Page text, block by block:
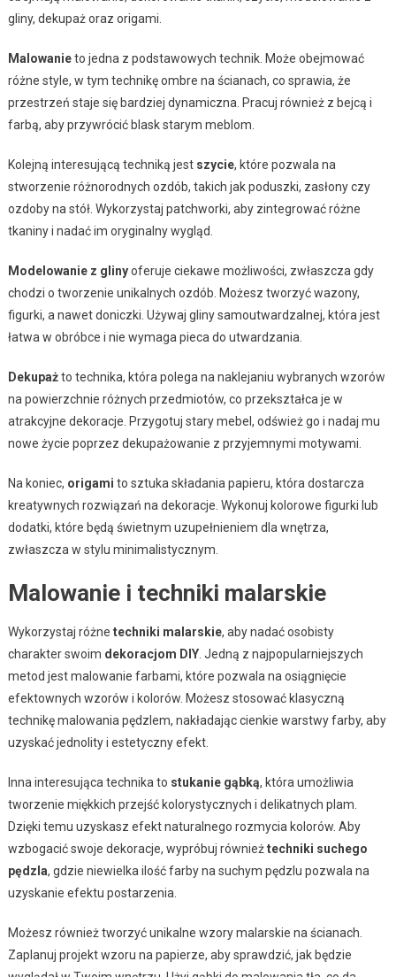
gliny, dekupaż oraz origami.
Malowanieto jedna z podstawowych technik. Może obejmować
różne style, w tym technikę ombre na ścianach, co sprawia, że
przestrzeń staje się bardziej dynamiczna. Pracuj również z bejcą i
farbą, aby przywrócić blask starym meblom.
Kolejną interesującą techniką jest szycie, które pozwala na
stworzenie różnorodnych ozdób, takich jak poduszki, zasłony czy
ozdoby na stół. Wykorzystaj patchworki, aby zintegrować różne
tkaniny i nadać im oryginalny wygląd.
Modelowanie z glinyoferuje ciekawe możliwości, zwłaszcza gdy
chodzi o tworzenie unikalnych ozdób. Możesz tworzyć wazony,
figurki, a nawet doniczki. Używaj gliny samoutwardzalnej, która jest
łatwa w obróbce i nie wymaga pieca do utwardzania.
Dekupażto technika, która polega na naklejaniu wybranych wzorów
na powierzchnie różnych przedmiotów, co przekształca je w
atrakcyjne dekoracje. Przygotuj stary mebel, odśwież go i nadaj mu
nowe życie poprzez dekupażowanie z przyjemnymi motywami.
Na koniec, origami to sztuka składania papieru, która dostarcza
kreatywnych rozwiązań na dekoracje. Wykonuj kolorowe figurki lub
dodatki, które będą świetnym uzupełnieniem dla wnętrza,
zwłaszcza w stylu minimalistycznym.
Malowanie i techniki malarskie
Wykorzystaj różne techniki malarskie, aby nadać osobisty
charakter swoim dekoracjom DIY. Jedną z najpopularniejszych
metod jest malowanie farbami, które pozwala na osiągnięcie
efektownych wzorów i kolorów. Możesz stosować klasyczną
technikę malowania pędzlem, nakładając cienkie warstwy farby, aby
uzyskać jednolity i estetyczny efekt.
Inna interesująca technika to stukanie gąbką, która umożliwia
tworzenie miękkich przejść kolorystycznych i delikatnych plam.
Dzięki temu uzyskasz efekt naturalnego rozmycia kolorów. Aby
wzbogacić swoje dekoracje, wypróbuj równieżtechniki suchego
pędzla, gdzie niewielka ilość farby na suchym pędzlu pozwala na
uzyskanie efektu postarzenia.
Możesz również tworzyć unikalne wzory malarskie na ścianach.
Zaplanuj projekt wzoru na papierze, aby sprawdzić, jak będzie